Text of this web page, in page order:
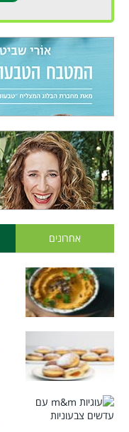
אחרונים